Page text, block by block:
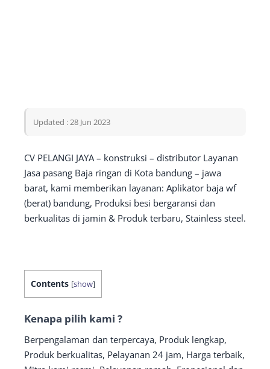
Updated : 28 Jun 2023
CV PELANGI JAYA – konstruksi – distributor Layanan
Jasa pasang Baja ringan di Kota bandung – jawa
barat, kami memberikan layanan: Aplikator baja wf
(berat) bandung, Produksi besi bergaransi dan
berkualitas di jamin & Produk terbaru, Stainless steel.
Contents [show]
Kenapa pilih kami ?
Berpengalaman dan terpercaya, Produk lengkap,
Produk berkualitas, Pelayanan 24 jam, Harga terbaik,